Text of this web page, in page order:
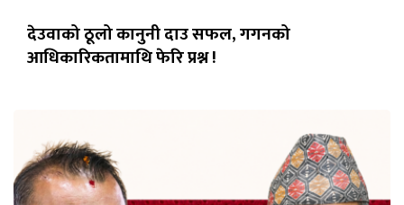
देउवाको ठूलो कानुनी दाउ सफल, गगनको
आधिकारिकतामाथि फेरि प्रश्न !